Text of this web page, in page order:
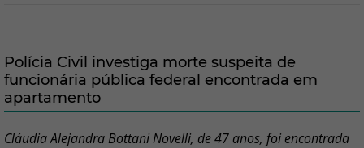
Polícia Civil investiga morte suspeita de
funcionária pública federal encontrada em
apartamento
Cláudia Alejandra Bottani Novelli, de 47 anos, foi encontrada